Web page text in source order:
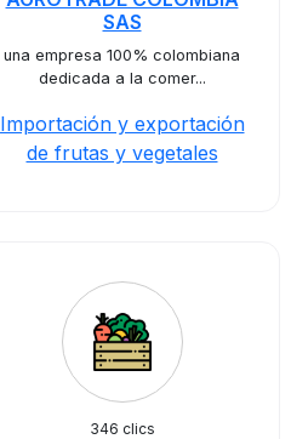
SAS
una empresa 100% colombiana
dedicada a la comer...
Importación y exportación
de frutas y vegetales
346 clics